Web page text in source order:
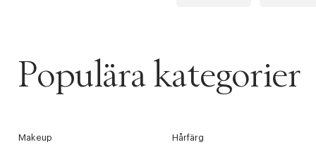
Populära kategorier
Makeup Hårfärg